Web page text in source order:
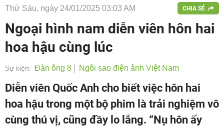
Thứ Sáu, ngày 24/01/2025 03:03 AM CHIA SẺ
Ngoại hình nam diễn viên hôn hai
hoa hậu cùng lúc
Sự kiện: Đàn ông 8 Ngôi sao điện ảnh Việt Nam
Diễn viên Quốc Anh cho biết việc hôn hai
hoa hậu trong một bộ phim là trải nghiệm vô
cùng thú vị, cũng đầy lo lắng. “Nụ hôn ấy